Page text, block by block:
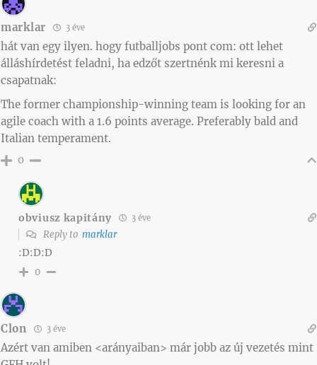
marklar 3 éve
hát van egy ilyen. hogy futballjobs pont com: ott lehet
álláshírdetést feladni, ha edzőt szertnénk mi keresni a
csapatnak:
The former championship-winning team is looking for an
agile coach with a 1.6 points average. Preferably bald and
Italian temperament.
0
obviusz kapitány 3 éve
Reply to marklar
:D:D:D
0
Clon 3 éve
Azért van amiben <arányaiban> már jobb az új vezetés mint